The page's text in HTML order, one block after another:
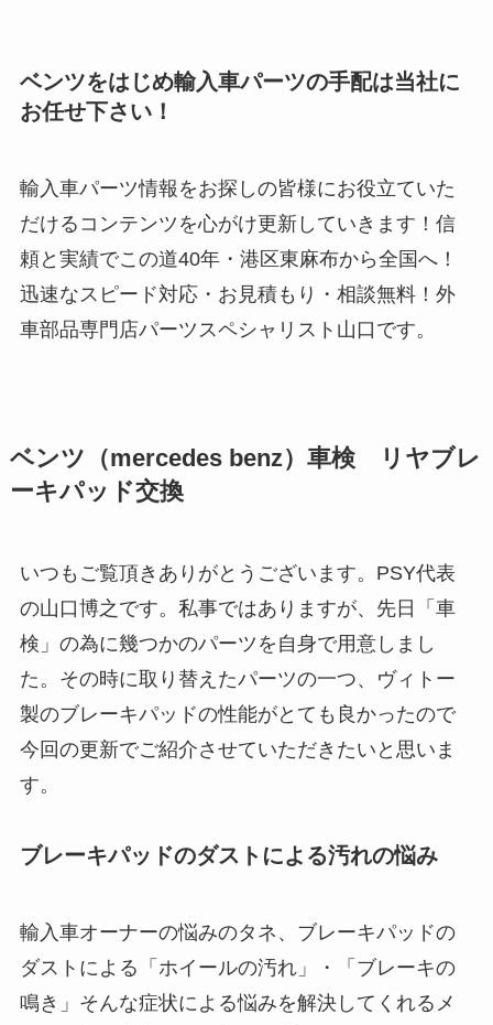
ベンツをはじめ輸入車パーツの手配は当社に
お任せ下さい！
輸入車パーツ情報をお探しの皆様にお役立ていた
だけるコンテンツを心がけ更新していきます！信
頼と実績でこの道40年・港区東麻布から全国へ！
迅速なスピード対応・お見積もり・相談無料！外
車部品専門店パーツスペシャリスト山口です。
ベンツ（mercedes benz）車検 リヤブレ
ーキパッド交換
いつもご覧頂きありがとうございます。PSY代表
の山口博之です。私事ではありますが、先日「車
検」の為に幾つかのパーツを自身で用意しまし
た。その時に取り替えたパーツの一つ、ヴィトー
製のブレーキパッドの性能がとても良かったので
今回の更新でご紹介させていただきたいと思いま
す。
ブレーキパッドのダストによる汚れの悩み
輸入車オーナーの悩みのタネ、ブレーキパッドの
ダストによる「ホイールの汚れ」・「ブレーキの
鳴き」そんな症状による悩みを解決してくれるメ